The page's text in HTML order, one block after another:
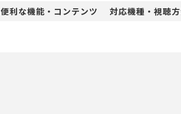
便利な機能・コンテンツ 対応機種・視聴